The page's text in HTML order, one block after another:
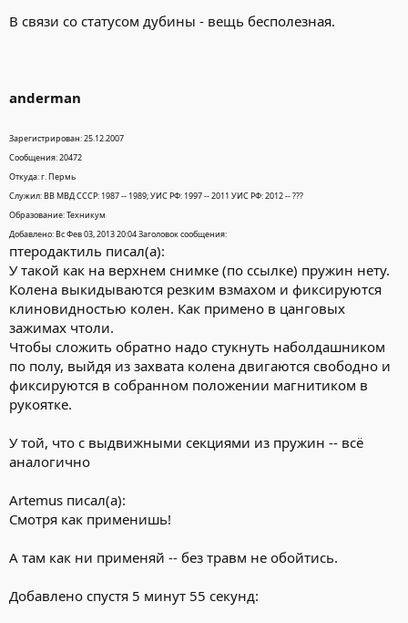
В связи со статусом дубины - вещь бесполезная.
anderman
Зарегистрирован: 25.12.2007
Сообщения: 20472
Откуда: г. Пермь
Служил: ВВ МВД СССР: 1987 -- 1989; УИС РФ: 1997 -- 2011 УИС РФ: 2012 -- ???
Образование: Техникум
Добавлено: Вс Фев 03, 2013 20:04 Заголовок сообщения:
птеродактиль писал(а):
У такой как на верхнем снимке (по ссылке) пружин нету.
Колена выкидываются резким взмахом и фиксируются
клиновидностью колен. Как примено в цанговых
зажимах чтоли.
Чтобы сложить обратно надо стукнуть наболдашником
по полу, выйдя из захвата колена двигаются свободно и
фиксируются в собранном положении магнитиком в
рукоятке.
У той, что с выдвижными секциями из пружин -- всё
аналогично
Artemus писал(а):
Смотря как применишь!
А там как ни применяй -- без травм не обойтись.
Добавлено спустя 5 минут 55 секунд: